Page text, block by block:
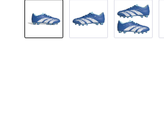
Bildergalerie überspringen